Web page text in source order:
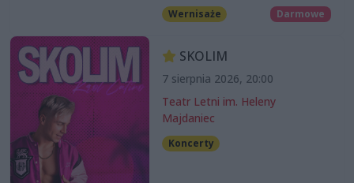
Wernisaże Darmowe
SKOLIM
7 sierpnia 2026, 20:00
Teatr Letni im. Heleny
Majdaniec
Koncerty